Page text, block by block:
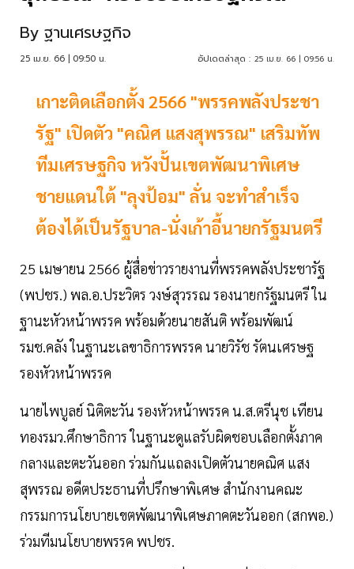
By ฐานเศรษฐกิจ
25 เม.ย. 66 | 09:50 น. อัปเดตล่าสุด : 25 เม.ย. 66 | 09:56 น.
เกาะติดเลือกตั้ง 2566 "พรรคพลังประชา
รัฐ" เปิดตัว "คณิศ แสงสุพรรณ" เสริมทัพ
ทีมเศรษฐกิจ หวังปั้นเขตพัฒนาพิเศษ
ชายแดนใต้ "ลุงป้อม" ลั่น จะทำสำเร็จ
ต้องได้เป็นรัฐบาล-นั่งเก้าอี้นายกรัฐมนตรี
25 เมษายน 2566 ผู้สื่อข่าวรายงานที่พรรคพลังประชารัฐ
(พปชร.) พล.อ.ประวิตร วงษ์สุวรรณ รองนายกรัฐมนตรี ใน
ฐานะหัวหน้าพรรค พร้อมด้วยนายสันติ พร้อมพัฒน์
รมช.คลัง ในฐานะเลขาธิการพรรค นายวิรัช รัตนเศรษฐ
รองหัวหน้าพรรค
นายไพบูลย์ นิติตะวัน รองหัวหน้าพรรค น.ส.ตรีนุช เทียน
ทองรมว.ศึกษาธิการ ในฐานะดูแลรับผิดชอบเลือกตั้งภาค
กลางและตะวันออก ร่วมกันแถลงเปิดตัวนายคณิศ แสง
สุพรรณ อดีตประธานที่ปรึกษาพิเศษ สำนักงานคณะ
กรรมการนโยบายเขตพัฒนาพิเศษภาคตะวันออก (สกพอ.)
ร่วมทีมนโยบายพรรค พปชร.